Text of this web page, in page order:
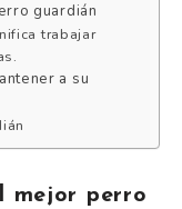
guardián
trabajar
a su
mejor perro